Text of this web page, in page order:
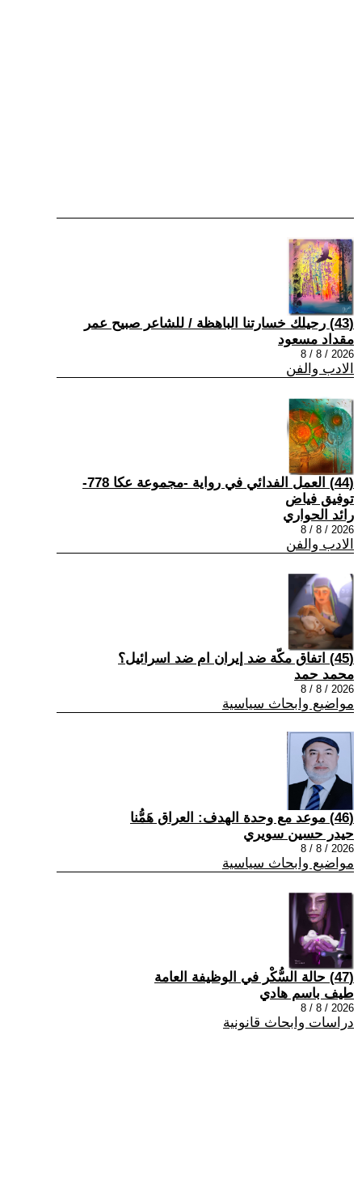
(43) رحيلك خسارتنا الباهظة / للشاعر صبيح عمر
مقداد مسعود
2026 / 8 / 8
الادب والفن
(44) العمل الفدائي في رواية -مجموعة عكا 778-
توفيق فياض
رائد الحواري
2026 / 8 / 8
الادب والفن
(45) اتفاق مكّة ضد إيران ام ضد اسرائيل؟
محمد حمد
2026 / 8 / 8
مواضيع وابحاث سياسية
(46) موعد مع وحدة الهدف: العراق هَمُّنا
حيدر حسين سويري
2026 / 8 / 8
مواضيع وابحاث سياسية
(47) حالة السُّكْر في الوظيفة العامة
طيف باسم هادي
2026 / 8 / 8
دراسات وابحاث قانونية